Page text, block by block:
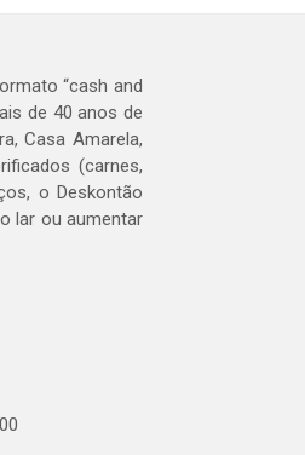
“cash and
de 40 anos de
Casa Amarela,
(carnes,
o Deskontão
lar ou aumentar